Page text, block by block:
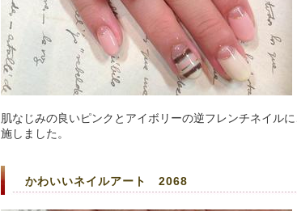
肌なじみの良いピンクとアイボリーの逆フレンチネイル
施しました。
かわいいネイルアート 2068